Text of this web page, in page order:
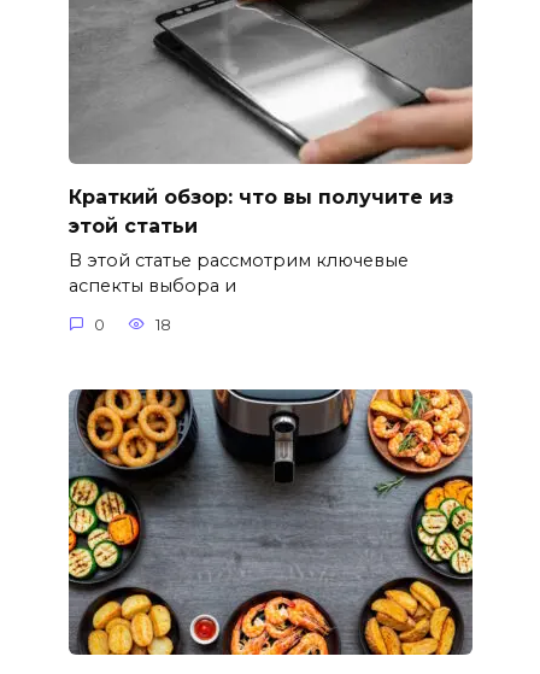
Краткий обзор: что вы получите из
этой статьи
В этой статье рассмотрим ключевые
аспекты выбора и
0 18